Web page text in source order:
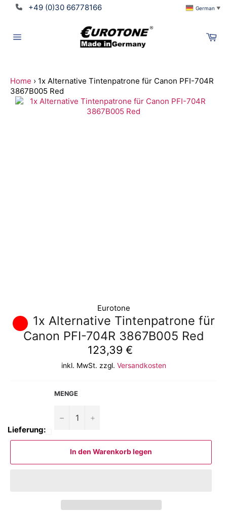
Direkt
+49 (0)30 66778166 German ▼
Home › 1x Alternative Tintenpatrone für Canon PFI-704R
3867B005 Red
Eurotone
1x Alternative Tintenpatrone für
Canon PFI-704R 3867B005 Red
Normaler
Preis
123,39 €
inkl. MwSt. zzgl. Versandkosten
Lieferung:
MENGE
− +
In den Warenkorb legen
Suchen